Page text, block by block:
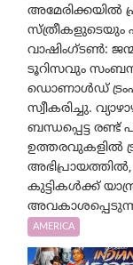
അമേരിക്കയിൽ
സ്ത്രീകളുടെയും
വാഷിംഗ്ടണ്‍:
ടൂറിസവും
ഡൊണാൾഡ്
സ്വീകരിച്ചു.
ബന്ധപ്പെട്ട
ഉത്തരവുകളിൽ
കുട്ടികൾക്ക്
AMERICA